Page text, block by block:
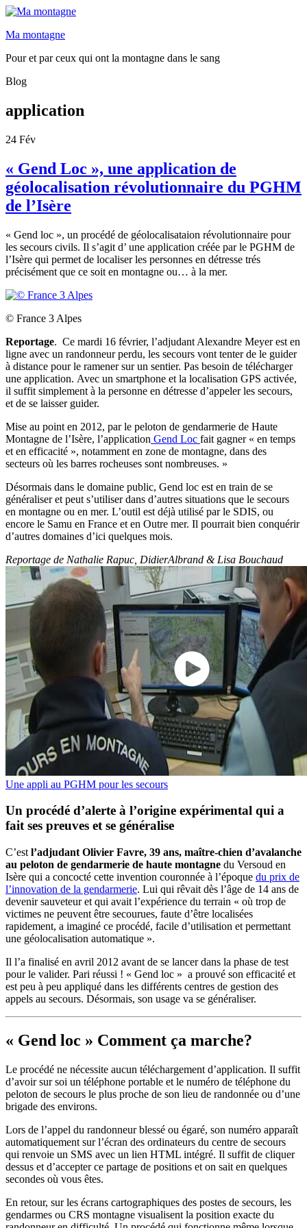
Ma montagne
Pour et par ceux qui ont la montagne dans le sang
Blog
application
24 Fév
« Gend Loc », une application de
géolocalisation révolutionnaire du PGHM
de l’Isère
« Gend loc », un procédé de géolocalisataion révolutionnaire pour
les secours civils. Il s’agit d’ une application créée par le PGHM de
l’Isère qui permet de localiser les personnes en détresse trés
précisément que ce soit en montagne ou… à la mer.
© France 3 Alpes
Reportage. Ce mardi 16 février, l’adjudant Alexandre Meyer est en
ligne avec un randonneur perdu, les secours vont tenter de le guider
à distance pour le ramener sur un sentier. Pas besoin de télécharger
une application. Avec un smartphone et la localisation GPS activée,
il suffit simplement à la personne en détresse d’appeler les secours,
et de se laisser guider.
Mise au point en 2012, par le peloton de gendarmerie de Haute
Montagne de l’Isère, l’application Gend Loc fait gagner « en temps
et en efficacité », notamment en zone de montagne, dans des
secteurs où les barres rocheuses sont nombreuses. »
Désormais dans le domaine public, Gend loc est en train de se
généraliser et peut s’utiliser dans d’autres situations que le secours
en montagne ou en mer. L’outil est déjà utilisé par le SDIS, ou
encore le Samu en France et en Outre mer. Il pourrait bien conquérir
d’autres domaines d’ici quelques mois.
Reportage de Nathalie Rapuc, DidierAlbrand & Lisa Bouchaud
Une appli au PGHM pour les secours
Un procédé d’alerte à l’origine expérimental qui a
fait ses preuves et se généralise
C’est l’adjudant Olivier Favre, 39 ans, maître-chien d’avalanche
au peloton de gendarmerie de haute montagne du Versoud en
Isère qui a concocté cette invention couronnée à l’époque du prix de
l’innovation de la gendarmerie. Lui qui rêvait dès l’âge de 14 ans de
devenir sauveteur et qui avait l’expérience du terrain « où trop de
victimes ne peuvent être secourues, faute d’être localisées
rapidement, a imaginé ce procédé, facile d’utilisation et permettant
une géolocalisation automatique ».
Il l’a finalisé en avril 2012 avant de se lancer dans la phase de test
pour le valider. Pari réussi ! « Gend loc » a prouvé son efficacité et
est peu à peu appliqué dans les différents centres de gestion des
appels au secours. Désormais, son usage va se généraliser.
« Gend loc » Comment ça marche?
Le procédé ne nécessite aucun téléchargement d’application. Il suffit
d’avoir sur soi un téléphone portable et le numéro de téléphone du
peloton de secours le plus proche de son lieu de randonnée ou d’une
brigade des environs.
Lors de l’appel du randonneur blessé ou égaré, son numéro apparaît
automatiquement sur l’écran des ordinateurs du centre de secours
qui renvoie un SMS avec un lien HTML intégré. Il suffit de cliquer
dessus et d’accepter ce partage de positions et on sait en quelques
secondes où vous êtes.
En retour, sur les écrans cartographiques des postes de secours, les
gendarmes ou CRS montagne visualisent la position exacte du